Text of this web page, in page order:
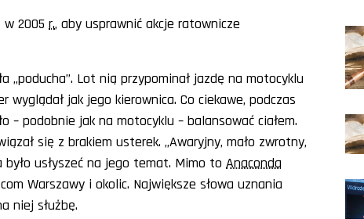
2005 r., aby usprawnić akcje ratownicze
„poducha”. Lot nią przypominał jazdę na motocyklu
jak jego kierownica. Co ciekawe, podczas
– podobnie jak na motocyklu – balansować ciałem.
się z brakiem usterek. „Awaryjny, mało zwrotny,
usłyszeć na jego temat. Mimo to Anaconda
Warszawy i okolic. Największe słowa uznania
niej służbę.